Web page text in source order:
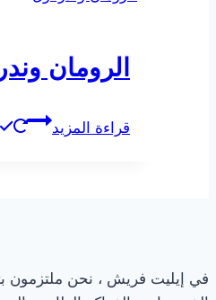
الرومان
قراءة المزيد
في إيليت فريش ، نحن ملتزمون